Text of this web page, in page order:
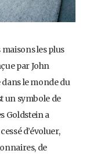
maisons les plus
par John
dans le monde du
un symbole de
Goldstein a
d’évoluer,
de